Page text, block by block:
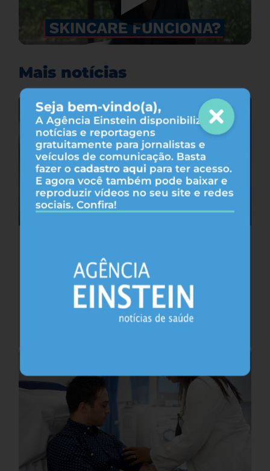
Seja bem-vindo(a),
A Agência Einstein disponibiliza
notícias e reportagens
gratuitamente para jornalistas e
veículos de comunicação. Basta
fazer o cadastro aqui para ter acesso.
E agora você também pode baixar e
reproduzir vídeos no seu site e redes
sociais. Confira!
Mais notícias
privação do sono, sugere estudo